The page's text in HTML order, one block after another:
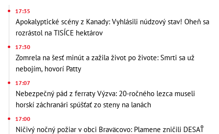
17:35
Apokalyptické scény z Kanady: Vyhlásili núdzový stav! Oheň sa
rozrástol na TISÍCE hektárov
17:30
Zomrela na šesť minút a zažila život po živote: Smrti sa už
nebojím, hovorí Patty
17:07
Nebezpečný pád z ferraty Výzva: 20-ročného lezca museli
horskí záchranári spúšťať zo steny na lanách
17:00
Ničivý nočný požiar v obci Braväcovo: Plamene zničili DESAŤ